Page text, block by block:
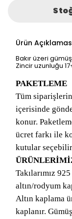
Ürün
Bakır üzeri
Zincir uzunluğu
PAKETLEME
Tüm
içerisinde
konur.
ücret farkı ile
kutular
Takılarımız
altın/rodyum
Altın kaplama
kaplanır.